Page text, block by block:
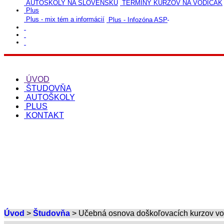
AUTOŠKOLY NA SLOVENSKU TERMÍNY KURZOV NA VODIČÁK
Plus
Plus - mix tém a informácií Plus - Infozóna ASP
ÚVOD
ŠTUDOVŇA
AUTOŠKOLY
PLUS
KONTAKT
Úvod > Študovňa > Učebná osnova doškoľovacích kurzov